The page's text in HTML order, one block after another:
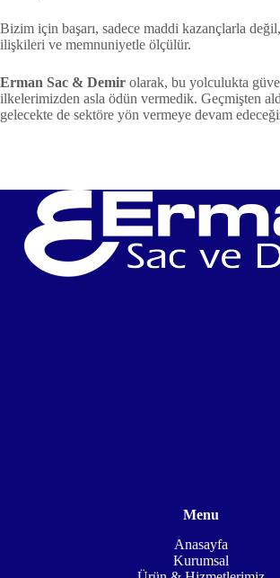
Bizim için başarı, sadece maddi kazançlarla
ilişkileri ve memnuniyetle ölçülür.
Erman Sac & Demir olarak, bu yolculukta
ilkelerimizden asla ödün vermedik. Geçmişten
gelecekte de sektöre yön vermeye devam
Menu
Anasayfa
Kurumsal